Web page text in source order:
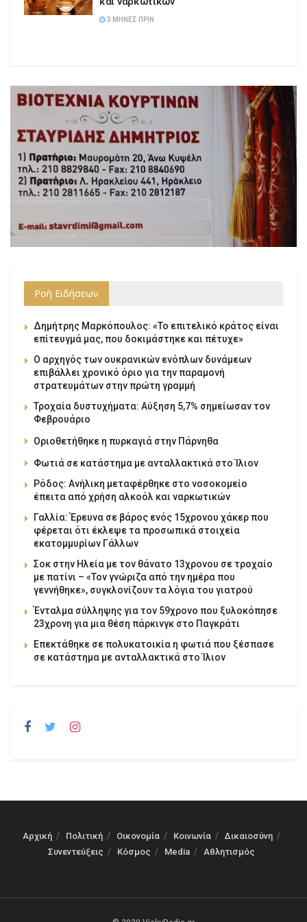
3 ΜΉΝΕΣ ΠΡΙΝ
Ροή Ειδήσεων
Δημήτρης Μαρκόπουλος: «Το επιτελικό κράτος είναι
επίτευγμά μας, που δοκιμάστηκε και πέτυχε»
Ο αρχηγός των ουκρανικών ενόπλων δυνάμεων
επιβάλλει χρονικό όριο για την παραμονή
στρατευμάτων στην πρώτη γραμμή
Τροχαία δυστυχήματα: Αύξηση 5,7% σημείωσαν τον
Φεβρουάριο
Οριοθετήθηκε η πυρκαγιά στην Πάρνηθα
Φωτιά σε κατάστημα με ανταλλακτικά στο Ίλιον
Ρόδος: Ανήλικη μεταφέρθηκε στο νοσοκομείο
έπειτα από χρήση αλκοόλ και ναρκωτικών
Γαλλία: Έρευνα σε βάρος ενός 15χρονου χάκερ που
φέρεται ότι έκλεψε τα προσωπικά στοιχεία
εκατομμυρίων Γάλλων
Σοκ στην Ηλεία με τον θάνατο 13χρονου σε τροχαίο
με πατίνι – «Τον γνώριζα από την ημέρα που
γεννήθηκε», συγκλονίζουν τα λόγια του γιατρού
Ένταλμα σύλληψης για τον 59χρονο που ξυλοκόπησε
23χρονη για μια θέση πάρκινγκ στο Παγκράτι
Επεκτάθηκε σε πολυκατοικία η φωτιά που ξέσπασε
σε κατάστημα με ανταλλακτικά στο Ίλιον
Αρχική Πολιτική Οικονομία Κοινωνία
Δικαιοσύνη
Συνεντεύξεις
Κόσμος Media Αθλητισμός